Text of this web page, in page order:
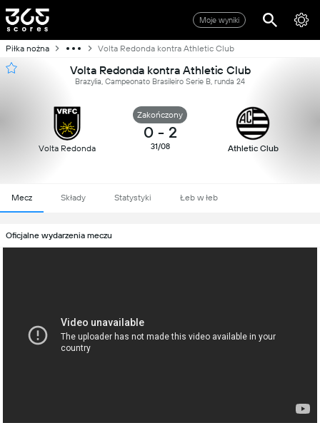
Moje wyniki
Piłka nożna Volta Redonda kontra Athletic Club
Volta Redonda kontra Athletic Club
Brazylia, Campeonato Brasileiro Serie B, runda 24
Volta Redonda
Zakończony
0 - 2
31/08 Athletic Club
Mecz Składy Statystyki Łeb w łeb
Oficjalne wydarzenia meczu